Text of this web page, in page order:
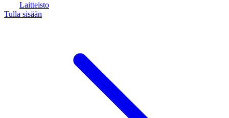
Laitteisto
Tulla sisään